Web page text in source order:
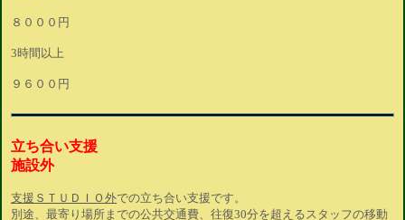
８０００円
3時間以上
９６００円
立ち合い支援
施設外
支援ＳＴＵＤＩＯ外での立ち合い支援です。
別途、最寄り場所までの公共交通費、往復30分を超えるスタッフの移動